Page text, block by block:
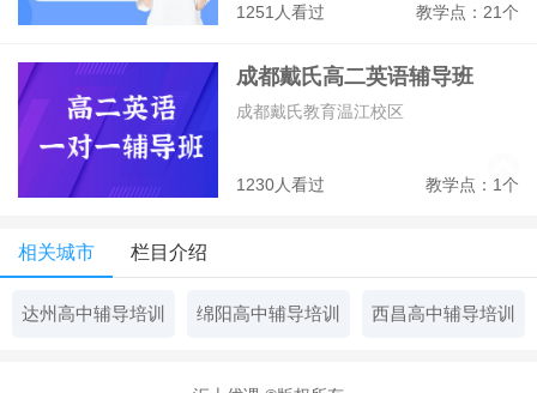
1251人看过 教学点：21个
成都戴氏高二英语辅导班
1230人看过 教学点：1个
成都戴氏教育温江校区
相关城市 栏目介绍
达州高中辅导培训 绵阳高中辅导培训 西昌高中辅导培训